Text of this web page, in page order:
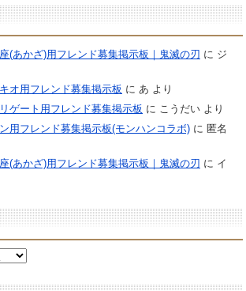
(あかざ)用フレンド募集掲示板｜鬼滅の刃 に ジ
オ用フレンド募集掲示板 に あ より
ゲート用フレンド募集掲示板 に こうだいより
用フレンド募集掲示板(モンハンコラボ)に 匿名
(あかざ)用フレンド募集掲示板｜鬼滅の刃 に イ